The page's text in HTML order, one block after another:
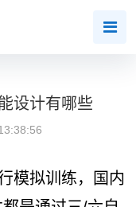
设计有哪些
拟训练，国内